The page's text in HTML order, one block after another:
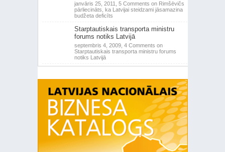
janvāris 25, 2011, 5 Comments on Rimšēvičs
pārliecināts, ka Latvijai steidzami jāsamazina
budžeta deficīts
Starptautiskais transporta ministru
forums notiks Latvijā
septembris 4, 2009, 4 Comments on
Starptautiskais transporta ministru forums
notiks Latvijā